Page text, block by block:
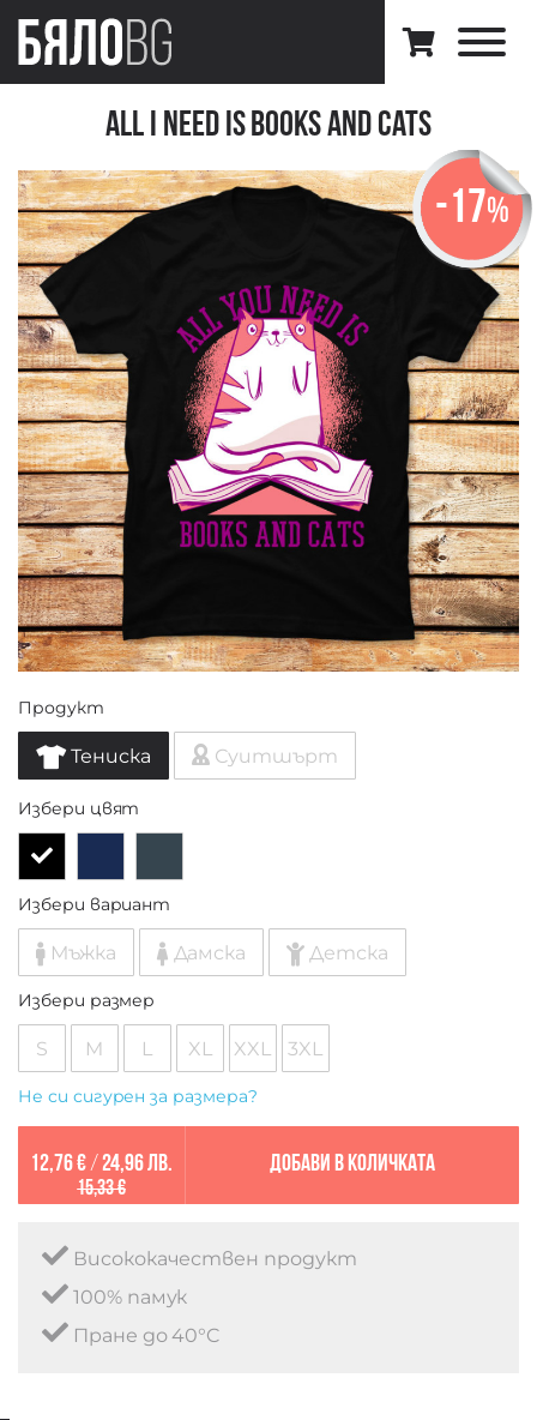
All I Need Is Books And Cats
-17%
Продукт
Тениска Суитшърт
Избери цвят
Избери вариант
Мъжка Дамска Детска
Избери размер
S M L XL XXL 3XL
Не си сигурен за размера?
12,76 €/ 24,96 лв.
15,33 €
Добави в количката
Висококачествен продукт
100% памук
Пране до 40°C